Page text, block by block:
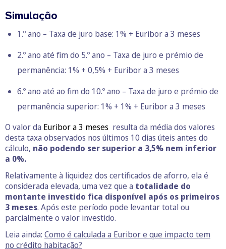
Simulação
1.º ano – Taxa de juro base: 1% + Euribor a 3 meses
2.º ano até fim do 5.º ano – Taxa de juro e prémio de
permanência: 1% + 0,5% + Euribor a 3 meses
6.º ano até ao fim do 10.º ano – Taxa de juro e prémio de
permanência superior: 1% + 1% + Euribor a 3 meses
O valor da Euribor a 3 meses resulta da média dos valores
desta taxa observados nos últimos 10 dias úteis antes do
cálculo, não podendo ser superior a 3,5% nem inferior
a 0%.
Relativamente à liquidez dos certificados de aforro, ela é
considerada elevada, uma vez que a totalidade do
montante investido fica disponível após os primeiros
3 meses. Após este período pode levantar total ou
parcialmente o valor investido.
Leia ainda: Como é calculada a Euribor e que impacto tem
no crédito habitação?